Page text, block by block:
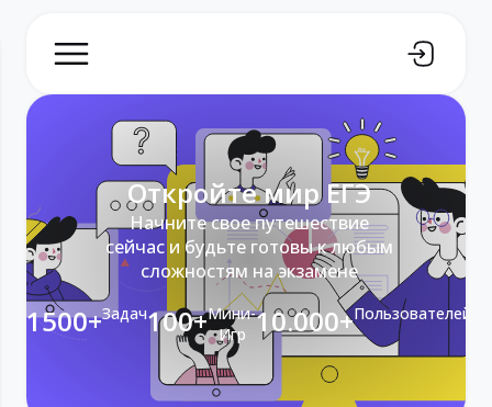
Откройте мир ЕГЭ
Начните свое путешествие
сейчас и будьте готовы к любым
сложностям на экзамене
1500+Задач100+Мини-
Игр 10.000+Пользователей